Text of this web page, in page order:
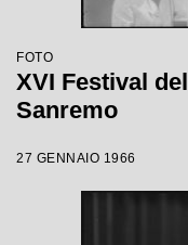
FOTO
XVI Festival
Sanremo
27 GENNAIO 1966